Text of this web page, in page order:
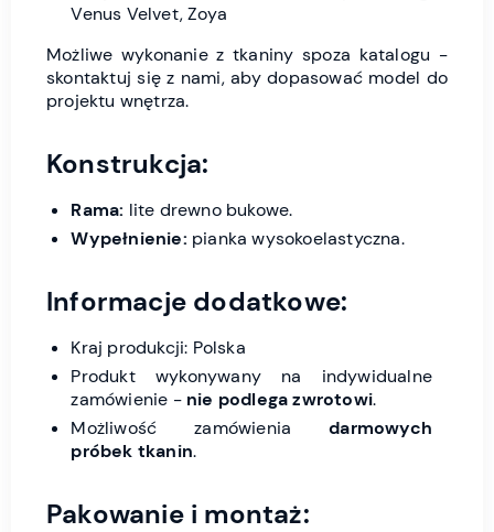
Venus Velvet, Zoya
Możliwe wykonanie z tkaniny spoza katalogu -
skontaktuj się z nami, aby dopasować model do
projektu wnętrza.
Konstrukcja:
Rama: lite drewno bukowe.
Wypełnienie: pianka wysokoelastyczna.
Informacje dodatkowe:
Kraj produkcji: Polska
Produkt wykonywany na indywidualne
zamówienie - nie podlega zwrotowi.
Możliwość zamówieniadarmowych
próbek tkanin.
Pakowanie i montaż: